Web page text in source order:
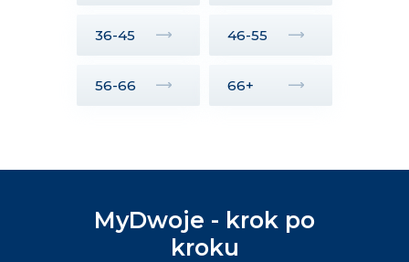
36-45 46-55
56-66 66+
MyDwoje - krok po
kroku